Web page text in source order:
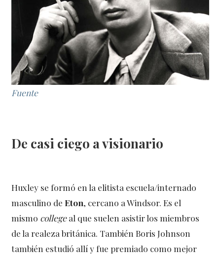
Fuente
De casi ciego a visionario
Huxley se formó en la elitista escuela/internado
masculino de Eton, cercano a Windsor. Es el
mismo collegeal que suelen asistir los miembros
de la realeza británica. También Boris Johnson
también estudió allí y fue premiado como mejor